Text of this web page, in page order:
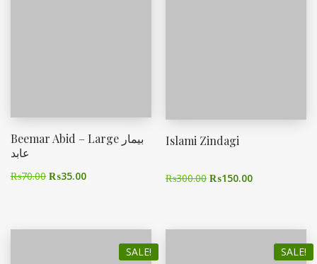
Beemar Abid – Large بیمار
عابد
₨70.00 ₨35.00
Islami Zindagi
₨300.00 ₨150.00
SALE! SALE!